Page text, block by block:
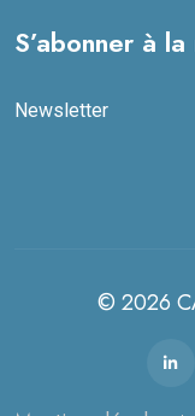
S’abonner à
Newsletter
© 2026